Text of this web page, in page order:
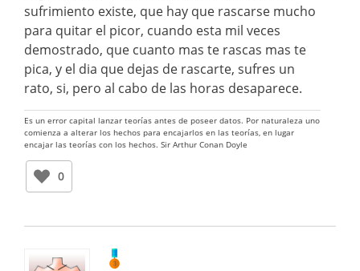
sufrimiento existe, que hay que rascarse mucho
para quitar el picor, cuando esta mil veces
demostrado, que cuanto mas te rascas mas te
pica, y el dia que dejas de rascarte, sufres un
rato, si, pero al cabo de las horas desaparece.
Es un error capital lanzar teorías antes de poseer datos. Por naturaleza uno
comienza a alterar los hechos para encajarlos en las teorías, en lugar
encajar las teorías con los hechos. Sir Arthur Conan Doyle
0